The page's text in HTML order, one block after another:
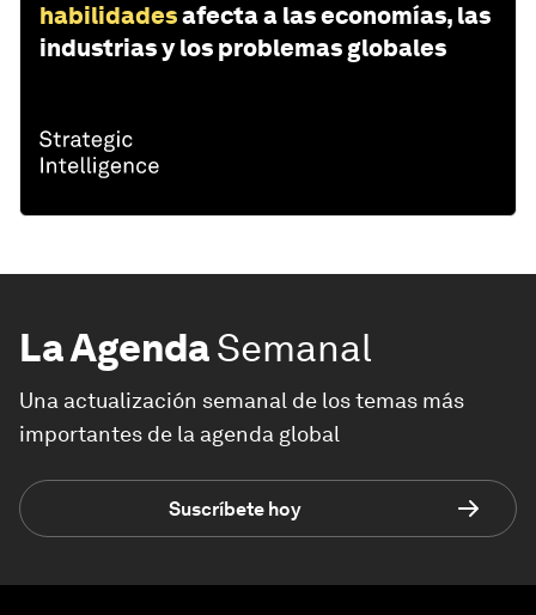
habilidadesafecta a las economías, las
industrias y los problemas globales
La AgendaSemanal
Una actualización semanal de los temas más
importantes de la agenda global
Suscríbete hoy